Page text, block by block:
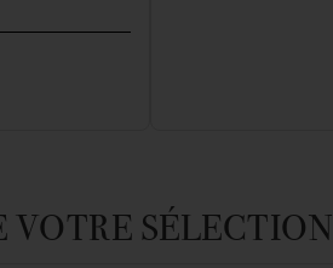
SÉLECTION